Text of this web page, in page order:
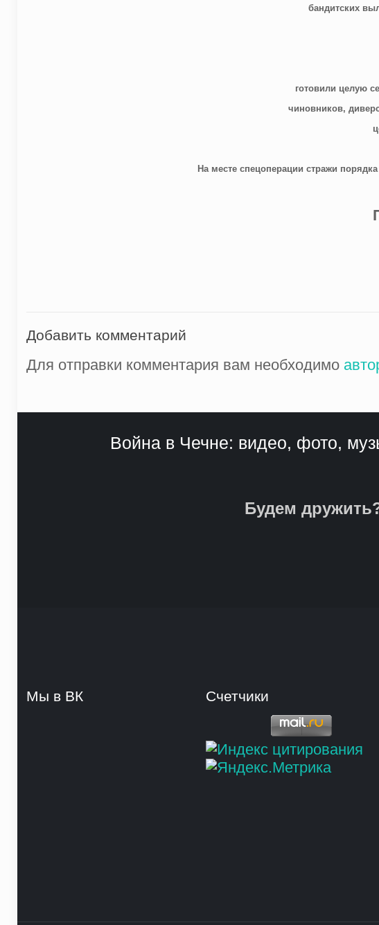
бандитских
готовили целую
чиновников,
На месте спецоперации стражи
Добавить комментарий
Для отправки комментария вам необходимо
Война в Чечне: видео, фото,
Будем
Мы в ВК Счетчики